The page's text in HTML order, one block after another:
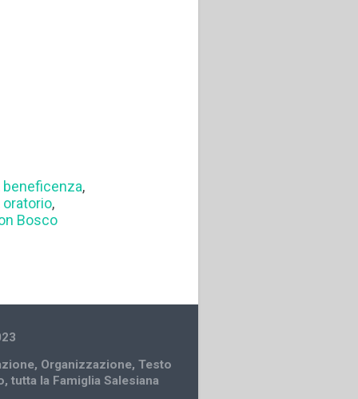
beneficenza,
oratorio,
Bosco
, Organizzazione,Testo
,tutta la Famiglia Salesiana